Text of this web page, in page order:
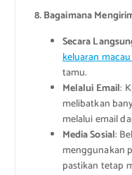
8. Bagaimana
Secara
keluaran
tamu.
Melalui Email:
melibatkan
melalui email
Media Sosial:
menggunakan
pastikan tetap